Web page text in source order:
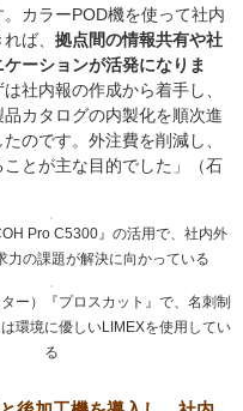
カラーPOD機を使って社内
ば、 拠点間の情報共有や社
ーションが活発になりま
社内報の作成から着手し、
カタログの内製化を順次進
のです。外注費を削減し、
とが主な目的でした」（石
Pro C5300』の活用で、社内外
力の課題が解決に向かっている
ー）『プロスカット』で、名刺制
環境に優しいLIMEXを使用してい
る